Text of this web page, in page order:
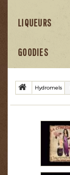
LIQUEURS
GOODIES
Hydromels